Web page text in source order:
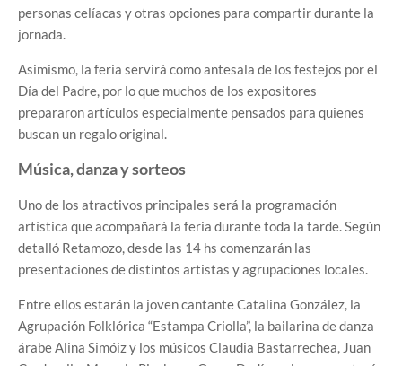
personas celíacas y otras opciones para compartir durante la
jornada.
Asimismo, la feria servirá como antesala de los festejos por el
Día del Padre, por lo que muchos de los expositores
prepararon artículos especialmente pensados para quienes
buscan un regalo original.
Música, danza y sorteos
Uno de los atractivos principales será la programación
artística que acompañará la feria durante toda la tarde. Según
detalló Retamozo, desde las 14 hs comenzarán las
presentaciones de distintos artistas y agrupaciones locales.
Entre ellos estarán la joven cantante Catalina González, la
Agrupación Folklórica “Estampa Criolla”, la bailarina de danza
árabe Alina Simóiz y los músicos Claudia Bastarrechea, Juan